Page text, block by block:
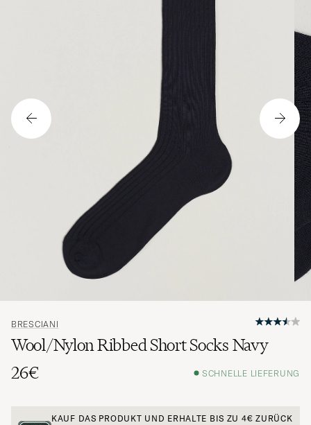
BRESCIANI
Wool/Nylon Ribbed Short Socks Navy
26€
SCHNELLE LIEFERUNG
KAUF DAS PRODUKT UND ERHALTE BIS ZU 4€ ZURÜCK